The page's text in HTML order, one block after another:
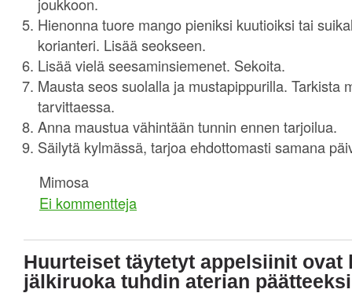
Hienonna tuore mango pieniksi kuutioiksi tai
korianteri. Lisää seokseen.
Lisää vielä seesaminsiemenet. Sekoita.
Mausta seos suolalla ja mustapippurilla. Tarkista
tarvittaessa.
Anna maustua vähintään tunnin ennen tarjoilua.
Säilytä kylmässä, tarjoa ehdottomasti samana
Mimosa
Ei kommentteja
Huurteiset täytetyt appelsiinit ovat
jälkiruoka tuhdin aterian päätteeksi